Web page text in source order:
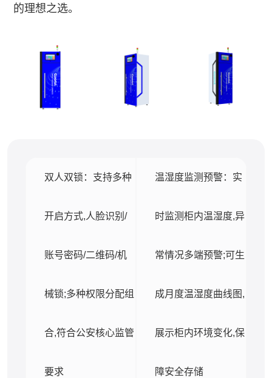
的理想之选。
双人双锁：支持多种
开启方式,人脸识别/
账号密码/二维码/机
械锁;多种权限分配组
合,符合公安核心监管
要求
温湿度监测预警：实
时监测柜内温湿度,异
常情况多端预警;可生
成月度温湿度曲线图,
展示柜内环境变化,保
障安全存储